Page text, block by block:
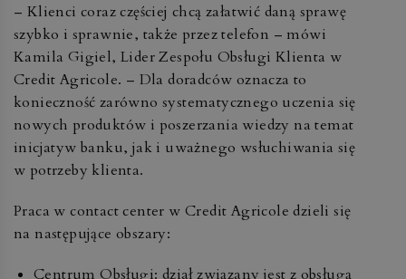
– Klienci coraz częściej chcą załatwić daną sprawę
szybko i sprawnie, także przez telefon – mówi
Kamila Gigiel, Lider Zespołu Obsługi Klienta w
Credit Agricole. – Dla doradców oznacza to
konieczność zarówno systematycznego uczenia się
nowych produktów i poszerzania wiedzy na temat
inicjatyw banku, jak i uważnego wsłuchiwania się
w potrzeby klienta.
Praca w contact center w Credit Agricole dzieli się
na następujące obszary:
Centrum Obsługi: dział związany jest z obsługą